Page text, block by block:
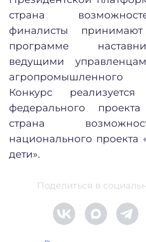
страна
финалисты
программе
ведущими
агропромышленного
Конкурс
федерального
страна
национального
дети».
Поделиться в